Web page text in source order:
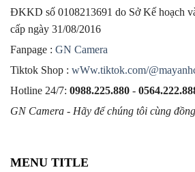
ĐKKD số 0108213691 do Sở Kế hoạch
cấp ngày 31/08/2016
Fanpage : GN Camera
Tiktok Shop : wWw.tiktok.com/
Hotline 24/7: 0988.225.880 -
GN Camera - Hãy để chúng tôi cùng
MENU TITLE